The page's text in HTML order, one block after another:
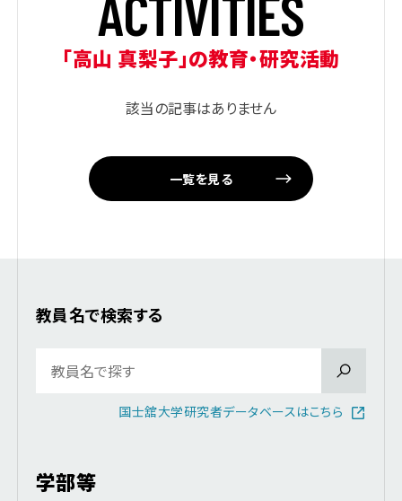
「高山 真梨子」の教育・研究活動
該当の記事はありません
一覧を見る
教員名で検索する
国士舘大学研究者データベースはこちら
学部等